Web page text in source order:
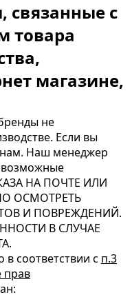
связанные с
товара
магазине,
не
Если вы
Наш менеджер
возможные
НА ПОЧТЕ ИЛИ
ОСМОТРЕТЬ
И ПОВРЕЖДЕНИЙ.
В СЛУЧАЕ
соответствии с п.3
прав